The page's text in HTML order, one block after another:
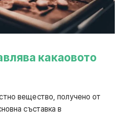
какаовото
вещество, получено от
съставка в